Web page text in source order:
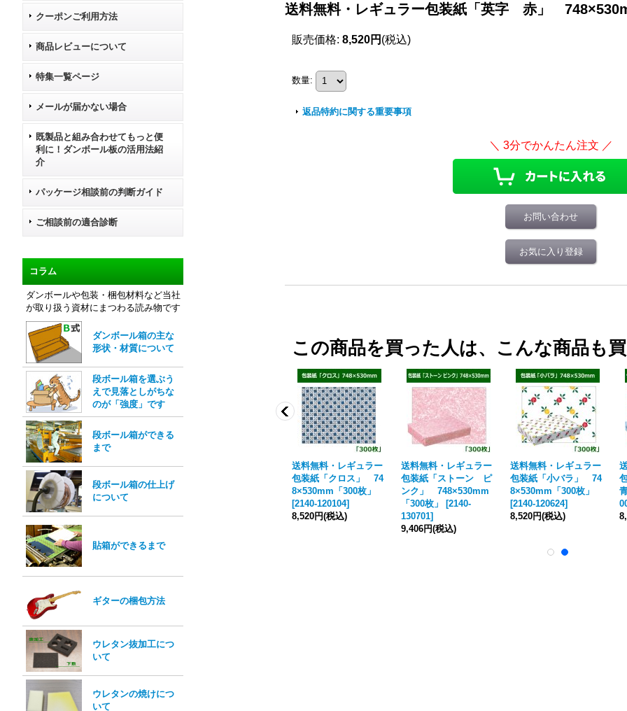
クーポンご利用方法
商品レビューについて
特集一覧ページ
メールが届かない場合
既製品と組み合わせてもっと便
利に！ダンボール板の活用法紹
介
パッケージ相談前の判断ガイド
ご相談前の適合診断
コラム
ダンボールや包装・梱包材料など当社
が取り扱う資材にまつわる読み物です
ダンボール箱の主な
形状・材質について
段ボール箱を選ぶう
えで見落としがちな
のが「強度」です
段ボール箱ができる
まで
段ボール箱の仕上げ
について
貼箱ができるまで
ギターの梱包方法
ウレタン抜加工につ
いて
ウレタンの焼けにつ
いて
送料無料・レギュラー包装紙「英字 赤」
販売価格: 8,520円 (税込)
数量:
返品特約に関する重要事項
お問い合わせ
お気に入り登録
この商品を買った人は、こんな商品も
レギュラー
英字 青」
「300枚」
送料無料・レギュラー
包装紙「ノーブル」
748×530mm「300枚」
[2140-120247
8,520円(税込)
送料無料・レギュラー
12,610円
送料無料・レギュラー
包装紙「クロス」 74
8×530mm「300枚」
[2140-120104]
8,520円(税込)
送料無料・レギュラー
包装紙「ストーン ピ
ンク」 748×530mm
「300枚」
[2140-
130701]
9,406円(税込)
送料無料・レギュラー
包装紙「小バラ」 74
8×530mm「300枚」
[2140-120624]
8,520円(税込)